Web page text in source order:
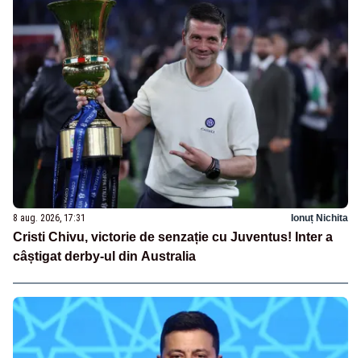
8 aug. 2026, 17:31 Ionuț Nichita
Cristi Chivu, victorie de senzație cu Juventus! Inter a
câștigat derby-ul din Australia